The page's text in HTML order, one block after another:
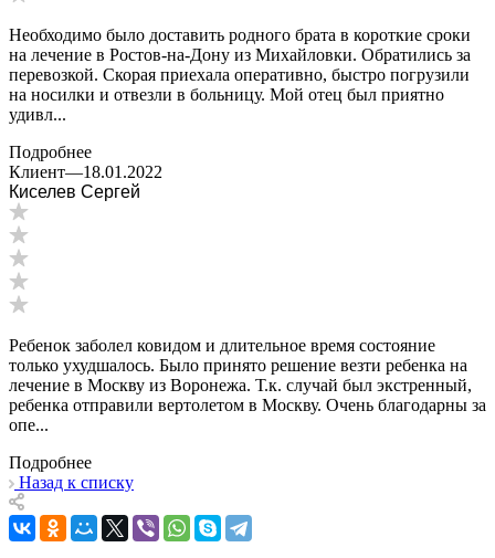
Необходимо было доставить родного брата в короткие сроки
на лечение в Ростов-на-Дону из Михайловки. Обратились за
перевозкой. Скорая приехала оперативно, быстро погрузили
на носилки и отвезли в больницу. Мой отец был приятно
удивл...
Подробнее
Клиент—18.01.2022
Киселев Сергей
Ребенок заболел ковидом и длительное время состояние
только ухудшалось. Было принято решение везти ребенка на
лечение в Москву из Воронежа. Т.к. случай был экстренный,
ребенка отправили вертолетом в Москву. Очень благодарны за
опе...
Подробнее
Назад к списку